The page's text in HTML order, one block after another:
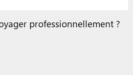
professionnellement ?